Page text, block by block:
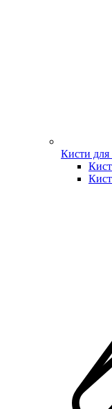
Кисти для